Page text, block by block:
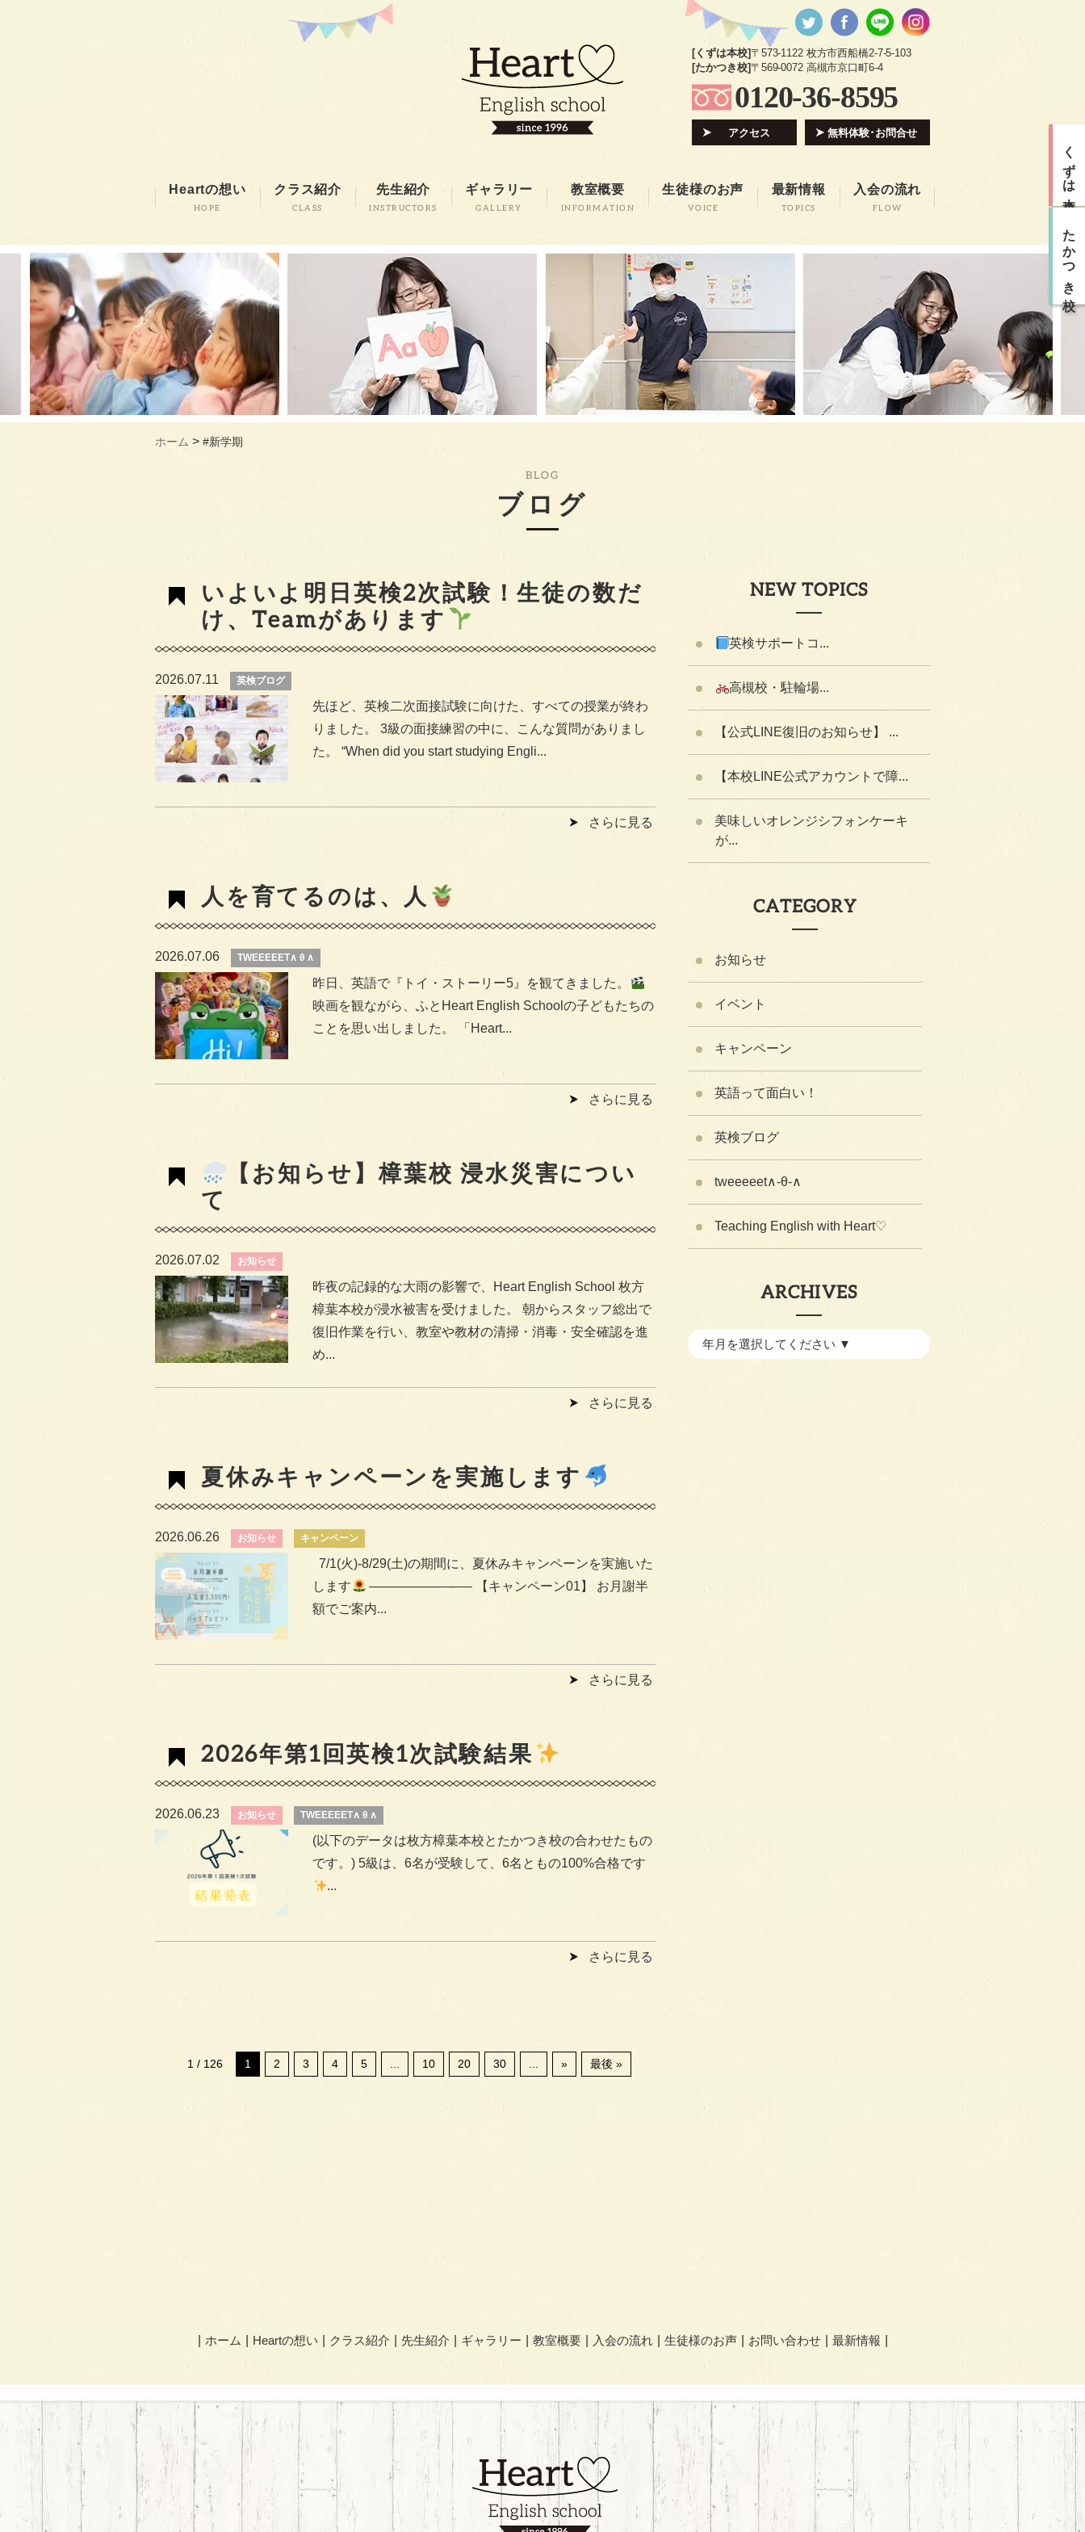
[くずは本校]〒573-1122 枚方市西船橋2-7-5-103
[たかつき校]〒569-0072 高槻市京口町6-4
0120-36-8595
アクセス 無料体験･お問合せ
Heartの想い
HOPE
クラス紹介
CLASS
先生紹介
INSTRUCTORS
ギャラリー
GALLERY
教室概要
INFORMATION
生徒様のお声
VOICE
最新情報
TOPICS
入会の流れ
FLOW
ホーム > #新学期
BLOG
ブログ
いよいよ明日英検2次試験！生徒の数だ
け、Teamがあります
2026.07.11 英検ブログ
先ほど、英検二次面接試験に向けた、すべての授業が終わ
りました。 3級の面接練習の中に、こんな質問がありまし
た。 “When did you start studying Engli...
さらに見る
人を育てるのは、人
2026.07.06 TWEEEEET∧ θ ∧
昨日、英語で『トイ・ストーリー5』を観てきました。
映画を観ながら、ふとHeart English Schoolの子どもたちの
ことを思い出しました。 「Heart...
さらに見る
【お知らせ】樟葉校 浸水災害につい
て
2026.07.02 お知らせ
昨夜の記録的な大雨の影響で、Heart English School 枚方
樟葉本校が浸水被害を受けました。 朝からスタッフ総出で
復旧作業を行い、教室や教材の清掃・消毒・安全確認を進
め...
さらに見る
夏休みキャンペーンを実施します
2026.06.26 お知らせ キャンペーン
7/1(火)-8/29(土)の期間に、夏休みキャンペーンを実施いた
します
———————— 【キャンペーン01】 お月謝半
額でご案内...
さらに見る
2026年第1回英検1次試験結果
2026.06.23 お知らせ TWEEEEET∧ θ ∧
(以下のデータは枚方樟葉本校とたかつき校の合わせたもの
です。) 5級は、6名が受験して、6名ともの100%合格です
...
さらに見る
1 / 126 1 2 3 4 5 10 20 30 » 最後 »
NEW TOPICS
英検サポートコ...
高槻校・駐輪場...
【公式LINE復旧のお知らせ】 ...
【本校LINE公式アカウントで障...
美味しいオレンジシフォンケーキ
が...
CATEGORY
お知らせ
イベント
キャンペーン
英語って面白い！
英検ブログ
tweeeeet∧-θ-∧
Teaching English with Heart♡
ARCHIVES
ホーム Heartの想い クラス紹介 先生紹介 ギャラリー 教室概要 入会の流れ 生徒様のお声 お問い合わせ 最新情報
くずは本校
たかつき校